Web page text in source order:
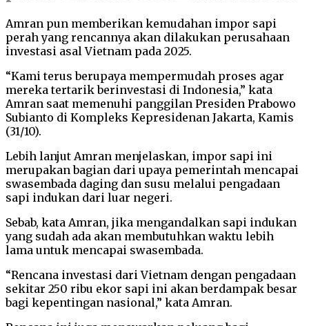
Amran pun memberikan kemudahan impor sapi
perah yang rencannya akan dilakukan perusahaan
investasi asal Vietnam pada 2025.
“Kami terus berupaya mempermudah proses agar
mereka tertarik berinvestasi di Indonesia,” kata
Amran saat memenuhi panggilan Presiden Prabowo
Subianto di Kompleks Kepresidenan Jakarta, Kamis
(31/10).
Lebih lanjut Amran menjelaskan, impor sapi ini
merupakan bagian dari upaya pemerintah mencapai
swasembada daging dan susu melalui pengadaan
sapi indukan dari luar negeri.
Sebab, kata Amran, jika mengandalkan sapi indukan
yang sudah ada akan membutuhkan waktu lebih
lama untuk mencapai swasembada.
“Rencana investasi dari Vietnam dengan pengadaan
sekitar 250 ribu ekor sapi ini akan berdampak besar
bagi kepentingan nasional,” kata Amran.